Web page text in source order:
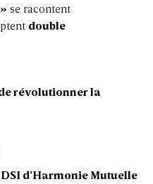
se racontent
double
révolutionner la
d’Harmonie Mutuelle